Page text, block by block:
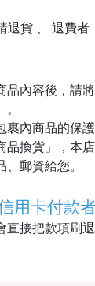
退貨 、 退費者
品內容後，請
內商品的保
品換貨」，本
郵資給您。
用卡付款者
接把款項刷